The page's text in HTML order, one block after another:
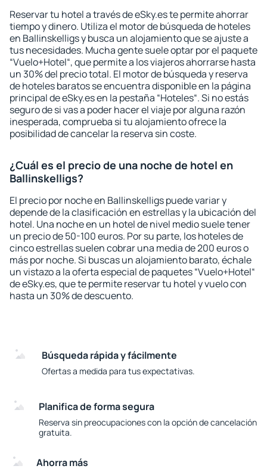
Reservar tu hotel a través de eSky.es te permite ahorrar
tiempo y dinero. Utiliza el motor de búsqueda de hoteles
en Ballinskelligs y busca un alojamiento que se ajuste a
tus necesidades. Mucha gente suele optar por el paquete
“Vuelo+Hotel“, que permite a los viajeros ahorrarse hasta
un 30% del precio total. El motor de búsqueda y reserva
de hoteles baratos se encuentra disponible en la página
principal de eSky.es en la pestaña “Hoteles“. Si no estás
seguro de si vas a poder hacer el viaje por alguna razón
inesperada, comprueba si tu alojamiento ofrece la
posibilidad de cancelar la reserva sin coste.
¿Cuál es el precio de una noche de hotel en
Ballinskelligs?
El precio por noche en Ballinskelligs puede variar y
depende de la clasificación en estrellas y la ubicación del
hotel. Una noche en un hotel de nivel medio suele tener
un precio de 50-100 euros. Por su parte, los hoteles de
cinco estrellas suelen cobrar una media de 200 euros o
más por noche. Si buscas un alojamiento barato, échale
un vistazo a la oferta especial de paquetes “Vuelo+Hotel“
de eSky.es, que te permite reservar tu hotel y vuelo con
hasta un 30% de descuento.
Búsqueda rápida y fácilmente
Ofertas a medida para tus expectativas.
Planifica de forma segura
Reserva sin preocupaciones con la opción de cancelación
gratuita.
Ahorra más